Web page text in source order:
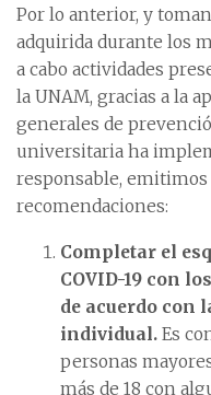
Por lo anterior, y
adquirida durante los
a cabo actividades
la UNAM, gracias a la
generales de
universitaria ha
responsable,
recomendaciones:
Completar el
COVID-19 con
de acuerdo con
individual. Es
personas
más de 18 con